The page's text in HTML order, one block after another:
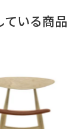
ている商品